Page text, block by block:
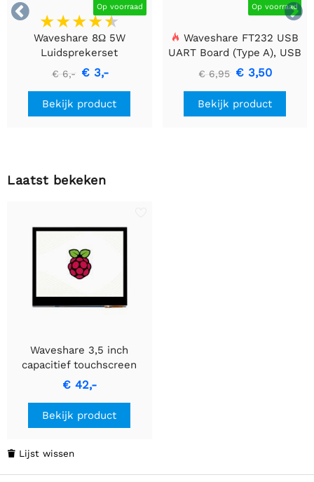

 Op voorraad
Waveshare 8Ω 5W
Luidsprekerset
€ 6,- € 3,-
Bekijk product
Op voorraad
Waveshare FT232 USB
UART Board (Type A), USB
naar TTL (UART)
Communicatiemodule
€ 6,95 € 3,50
Bekijk product
Laatst bekeken
Waveshare 3,5 inch
capacitief touchscreen
LCD voor Raspberry Pi,
640×480, DPI, IPS, gehard
glas cover, energiezuinig.
€ 42,-
Bekijk product
 Lijst wissen